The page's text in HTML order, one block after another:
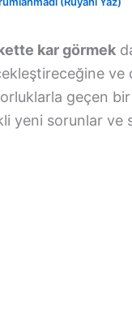
kar görmek
ve
geçen
yeni sorunlar ve